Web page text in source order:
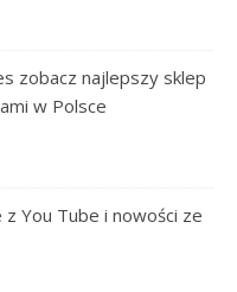
zobacz najlepszy sklep
w Polsce
You Tube i nowości ze